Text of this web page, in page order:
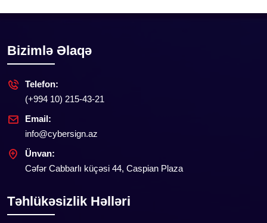
Bizimlə Əlaqə
Telefon:
(+994 10) 215-43-21
Email:
info@cybersign.az
Ünvan:
Cəfər Cabbarlı küçəsi 44, Caspian Plaza
Təhlükəsizlik Həlləri